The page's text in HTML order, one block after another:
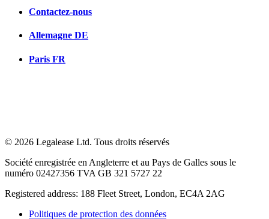
Contactez-nous
Allemagne DE
Paris FR
© 2026 Legalease Ltd. Tous droits réservés
Société enregistrée en Angleterre et au Pays de Galles sous le
numéro 02427356 TVA GB 321 5727 22
Registered address: 188 Fleet Street, London, EC4A 2AG
Politiques de protection des données